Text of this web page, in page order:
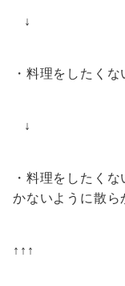
↓
・料理をしたくな
↓
・料理をしたく
かないように散ら
↑↑↑